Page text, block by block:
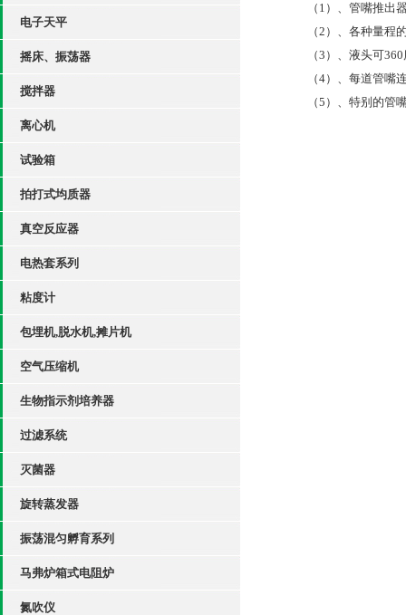
电子天平
摇床、振荡器
搅拌器
离心机
试验箱
拍打式均质器
真空反应器
电热套系列
粘度计
包埋机,脱水机,摊片机
空气压缩机
生物指示剂培养器
过滤系统
灭菌器
旋转蒸发器
振荡混匀孵育系列
马弗炉箱式电阻炉
氮吹仪
（ 1 ）、管嘴推出
（2 ）、各种量程
（3 ）、液头可360
（4）、每道管嘴
（5 ）、特别的管